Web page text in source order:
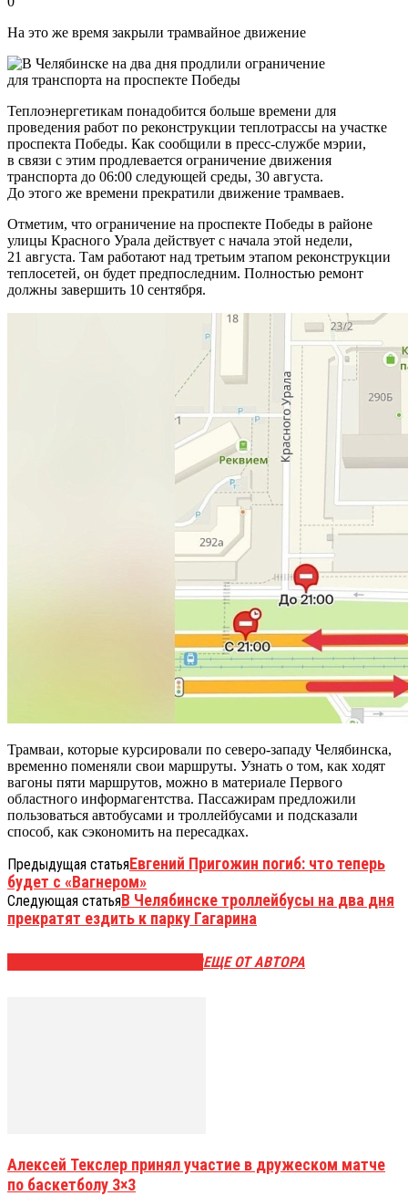
На это же время закрыли трамвайное движение
Теплоэнергетикам понадобится больше времени для
проведения работ по реконструкции теплотрассы на участке
проспекта Победы. Как сообщили в пресс-службе мэрии,
в связи с этим продлевается ограничение движения
транспорта до 06:00 следующей среды, 30 августа.
До этого же времени прекратили движение трамваев.
Отметим, что ограничение на проспекте Победы в районе
улицы Красного Урала действует с начала этой недели,
21 августа. Там работают над третьим этапом реконструкции
теплосетей, он будет предпоследним. Полностью ремонт
должны завершить 10 сентября.
Трамваи, которые курсировали по северо-западу Челябинска,
временно поменяли свои маршруты. Узнать о том, как ходят
вагоны пяти маршрутов, можно в материале Первого
областного информагентства. Пассажирам предложили
пользоваться автобусами и троллейбусами и подсказали
способ, как сэкономить на пересадках.
Предыдущая статьяЕвгений Пригожин погиб: что теперь
будет с «Вагнером»
Следующая статьяВ Челябинске троллейбусы на два дня
прекратят ездить к парку Гагарина
ЕЩЕ ОТ АВТОРА
Алексей Текслер принял участие в дружеском матче
по баскетболу 3×3